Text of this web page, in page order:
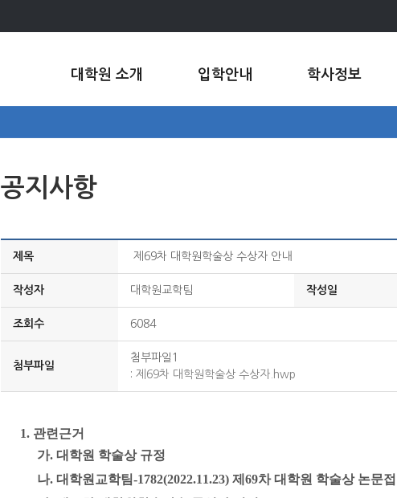
대학원 소개 입학안내 학사정보
공지사항
제목 제69차 대학원학술상 수상자 안내
작성자 대학원교학팀 작성일
조회수 6084
첨부파일
첨부파일1
: 제69차 대학원학술상 수상자.hwp
1. 관련근거
가. 대학원 학술상 규정
나. 대학원교학팀-1782(2022.11.23) 제69차 대학원 학술상 논문